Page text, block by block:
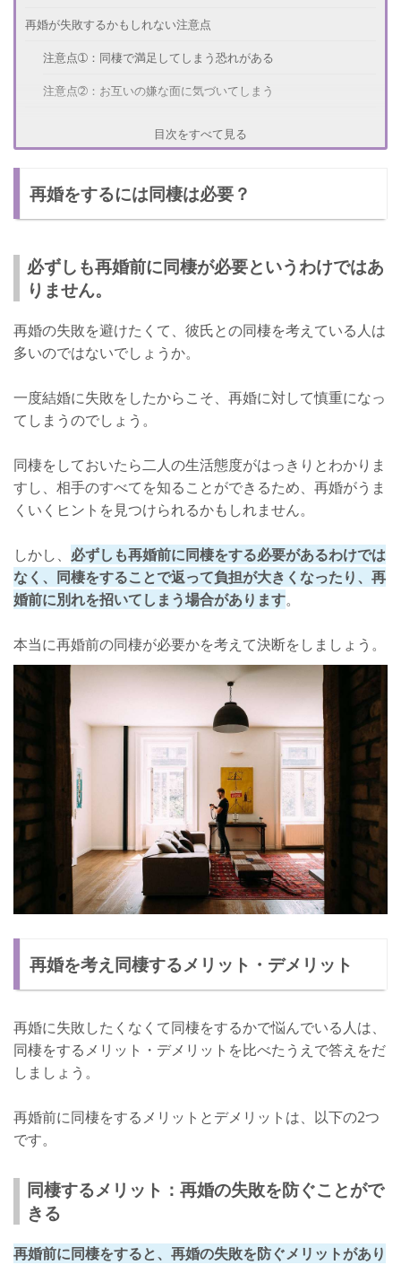
再婚が失敗するかもしれない注意点
注意点➀：同棲で満足してしまう恐れがある
注意点➁：お互いの嫌な面に気づいてしまう
目次をすべて見る
再婚をするには同棲は必要？
必ずしも再婚前に同棲が必要というわけではあ
りません。
再婚の失敗を避けたくて、彼氏との同棲を考えている人は
多いのではないでしょうか。
一度結婚に失敗をしたからこそ、再婚に対して慎重になっ
てしまうのでしょう。
同棲をしておいたら二人の生活態度がはっきりとわかりま
すし、相手のすべてを知ることができるため、再婚がうま
くいくヒントを見つけられるかもしれません。
しかし、 必ずしも再婚前に同棲をする必要があるわけでは
なく、同棲をすることで返って負担が大きくなったり、再
婚前に別れを招いてしまう場合があります。
本当に再婚前の同棲が必要かを考えて決断をしましょう。
再婚を考え同棲するメリット・デメリット
再婚に失敗したくなくて同棲をするかで悩んでいる人は、
同棲をするメリット・デメリットを比べたうえで答えをだ
しましょう。
再婚前に同棲をするメリットとデメリットは、以下の2つ
です。
同棲するメリット：再婚の失敗を防ぐことがで
きる
再婚前に同棲をすると、再婚の失敗を防ぐメリットがあり